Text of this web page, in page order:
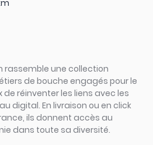
rassemble une collection
de bouche engagés pour le
réinventer les liens avec les
digital. En livraison ou en click
ils donnent accès au
dans toute sa diversité.